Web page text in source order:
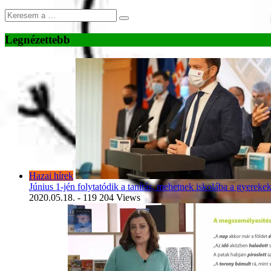
Legnézettebb
Hazai hírek
Június 1-jén folytatódik a tanítás, mehetnek iskolába a gyerekek
2020.05.18. - 119 204 Views